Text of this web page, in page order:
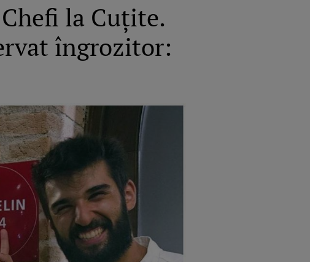
la Cuțite.
îngrozitor: